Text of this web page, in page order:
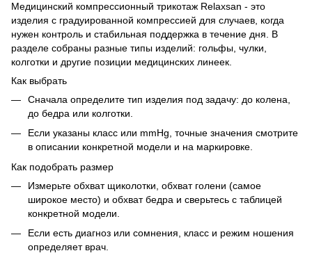
Медицинский компрессионный трикотаж Relaxsan - это
изделия с градуированной компрессией для случаев, когда
нужен контроль и стабильная поддержка в течение дня. В
разделе собраны разные типы изделий: гольфы, чулки,
колготки и другие позиции медицинских линеек.
Как выбрать
Сначала определите тип изделия под задачу: до колена,
до бедра или колготки.
Если указаны класс или mmHg, точные значения смотрите
в описании конкретной модели и на маркировке.
Как подобрать размер
Измерьте обхват щиколотки, обхват голени (самое
широкое место) и обхват бедра и сверьтесь с таблицей
конкретной модели.
Если есть диагноз или сомнения, класс и режим ношения
определяет врач.